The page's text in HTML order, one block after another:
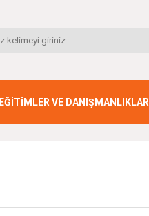
EĞİTİMLER VE DANIŞMANLIKLAR